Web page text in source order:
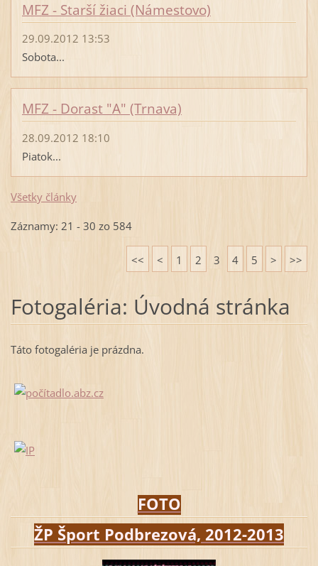
MFZ - Starší žiaci (Námestovo)
29.09.2012 13:53
Sobota...
MFZ - Dorast "A" (Trnava)
28.09.2012 18:10
Piatok...
Všetky články
Záznamy: 21 - 30 zo 584
<< < 1 2 3 4 5 > >>
Fotogaléria: Úvodná stránka
Táto fotogaléria je prázdna.
FOTO
ŽP Šport Podbrezová, 2012-2013